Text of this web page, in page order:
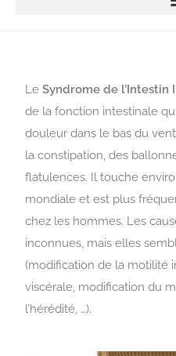
Le Syndrome de l’Intestin
de la fonction intestinale
douleur dans le bas du
la constipation, des
flatulences. Il touche
mondiale et est plus
chez les hommes. Les
inconnues, mais elles
(modification de la motilité
viscérale, modification du
l’hérédité, …).